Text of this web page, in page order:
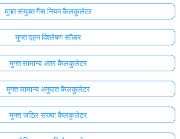
मुफ्त संयुक्त गैस नियम कैलकुलेटर
मुफ्त दहन विश्लेषण सॉल्वर
मुफ्त सामान्य अंतर कैलकुलेटर
मुफ्त सामान्य अनुपात कैलकुलेटर
मुफ्त जटिल संख्या कैलकुलेटर